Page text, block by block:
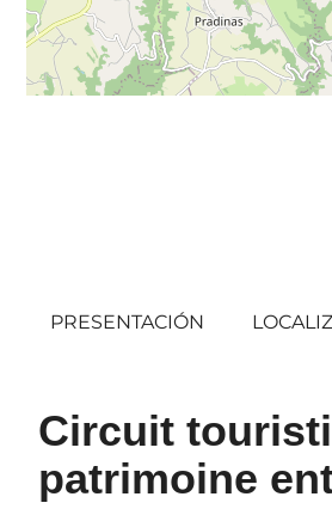
PRESENTACIÓN
Circuit
patrimoine